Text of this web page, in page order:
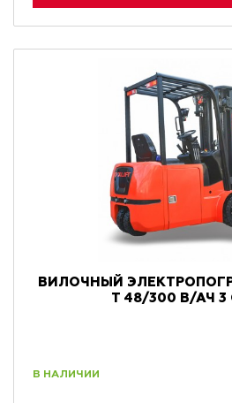
ВИЛОЧНЫЙ
Т 48/300 В/АЧ
В НАЛИЧИИ